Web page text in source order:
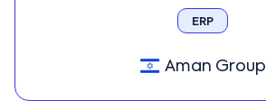
ERP
Aman Group